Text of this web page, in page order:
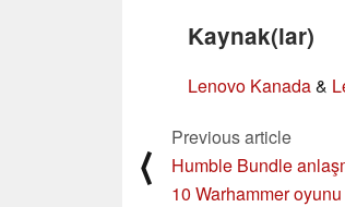
Kaynak(lar)
Lenovo Kanada&
⟨
Previous article
Humble Bundle
10 Warhammer